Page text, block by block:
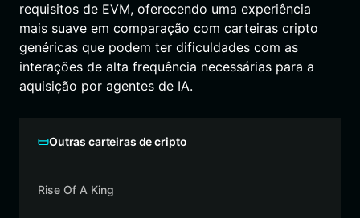
requisitos de EVM, oferecendo uma experiência
mais suave em comparação com carteiras cripto
genéricas que podem ter dificuldades com as
interações de alta frequência necessárias para a
aquisição por agentes de IA.
Outras carteiras de cripto
Rise Of A King